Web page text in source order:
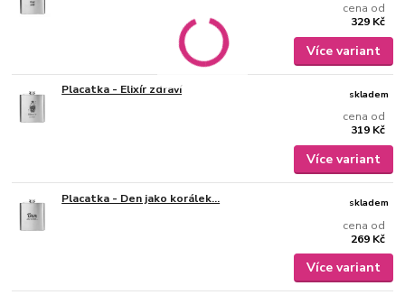
cena od
329 Kč
Více variant
Placatka - Elixír zdraví
cena od
319 Kč
skladem
Více variant
Placatka - Den jako korálek...
cena od
269 Kč
skladem
Více variant